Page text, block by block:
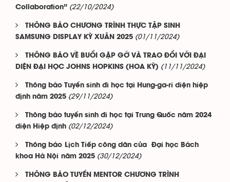
Collaboration” (22/10/2024)
THÔNG BÁO CHƯƠNG TRÌNH THỰC TẬP SINH
SAMSUNG DISPLAY KỲ XUÂN 2025 (01/11/2024)
THÔNG BÁO VỀ BUỔI GẶP GỠ VÀ TRAO ĐỔI VỚI ĐẠI
DIỆN ĐẠI HỌC JOHNS HOPKINS (HOA KỲ) (11/11/2024)
Thông báo Tuyển sinh đi học tại Hung-ga-ri diện hiệp
định năm 2025 (29/11/2024)
Thông báo tuyển sinh đi học tại Trung Quốc năm 2024
diện Hiệp định (02/12/2024)
Thông báo Lịch Tiếp công dân của Đại học Bách
khoa Hà Nội năm 2025 (30/12/2024)
THÔNG BÁO TUYỂN MENTOR CHƯƠNG TRÌNH